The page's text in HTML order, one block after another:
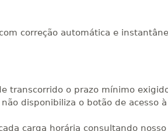
correção automática e
transcorrido o prazo mínimo
disponibiliza o botão de acesso
carga horária consultando nosso